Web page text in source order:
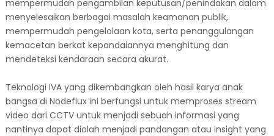
mempermudah pengambilan keputusan/penindakan dalam
menyelesaikan berbagai masalah keamanan publik,
mempermudah pengelolaan kota, serta penanggulangan
kemacetan berkat kepandaiannya menghitung dan
mendeteksi kendaraan secara akurat.
Teknologi IVA yang dikembangkan oleh hasil karya anak
bangsa di Nodeflux ini berfungsi untuk memproses stream
video dari CCTV untuk menjadi sebuah informasi yang
nantinya dapat diolah menjadi pandangan atau insight yang